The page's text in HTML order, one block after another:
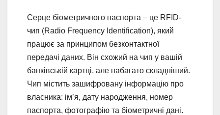
Серце біометричного паспорта – це RFID-
чип (Radio Frequency Identification), який
працює за принципом безконтактної
передачі даних. Він схожий на чип у вашій
банківській картці, але набагато складніший.
Чип містить зашифровану інформацію про
власника: ім’я, дату народження, номер
паспорта, фотографію та біометричні дані.